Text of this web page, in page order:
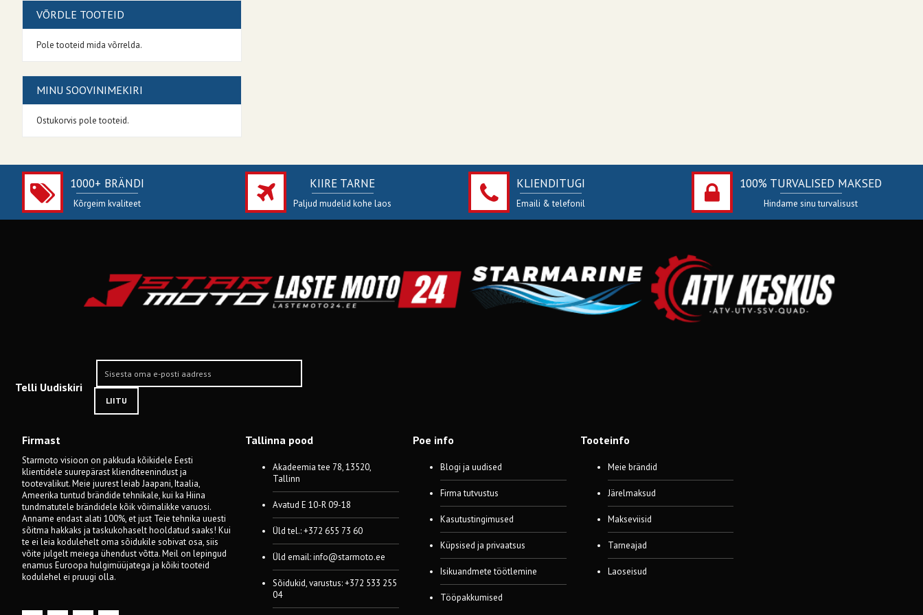
VÕRDLE TOOTEID
Pole tooteid mida võrrelda.
MINU SOOVINIMEKIRI
Ostukorvis pole tooteid.
1000+ BRÄNDI
Kõrgeim kvaliteet
KIIRE TARNE
Paljud mudelid kohe laos
KLIENDITUGI
Emaili & telefonil
100% TURVALISED MAKSED
Hindame sinu turvalisust
Telli Uudiskiri
LIITU
Firmast
Starmoto visioon on pakkuda kõikidele Eesti
klientidele suurepärast klienditeenindust ja
tootevalikut. Meie juurest leiab Jaapani, Itaalia,
Ameerika tuntud brändide tehnikale, kui ka Hiina
tundmatutele brändidele kõik võimalikke varuosi.
Anname endast alati 100%, et just Teie tehnika uuesti
sõitma hakkaks ja taskukohaselt hooldatud saaks! Kui
te ei leia kodulehelt oma sõidukile sobivat osa, siis
võite julgelt meiega ühendust võtta. Meil on lepingud
enamus Euroopa hulgimüüjatega ja kõiki tooteid
kodulehel ei pruugi olla.
Tallinna pood
Akadeemia tee 78, 13520,
Tallinn
Avatud E 10-R 09-18
Üld tel.: +372 655 73 60
Üld email:info@starmoto.ee
Sõidukid, varustus: +372 533 255
04
Poe info
Blogi ja uudised
Firma tutvustus
Kasutustingimused
Küpsised ja privaatsus
Isikuandmete töötlemine
Tööpakkumised
Tooteinfo
Meie brändid
Järelmaksud
Makseviisid
Tarneajad
Laoseisud